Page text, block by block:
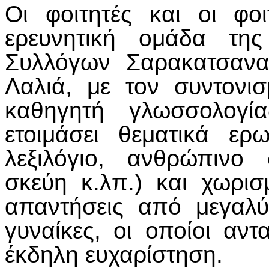
Οι φοιτητές και οι
ερευνητική ομάδα
Συλλόγων
Λαλιά, με τον
καθηγητή
ετοιμάσει θεματικά
λεξιλόγιο,
σκεύη κ.λπ.) και
απαντήσεις από
γυναίκες, οι οποίοι
έκδηλη ευχαρίστηση.